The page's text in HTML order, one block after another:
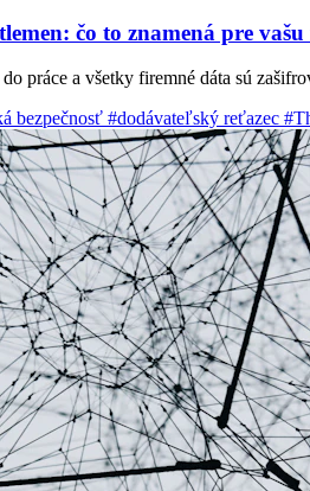
čo to znamená pre
práce a všetky firemné dáta sú
bezpečnosť #dodávateľský reťazec